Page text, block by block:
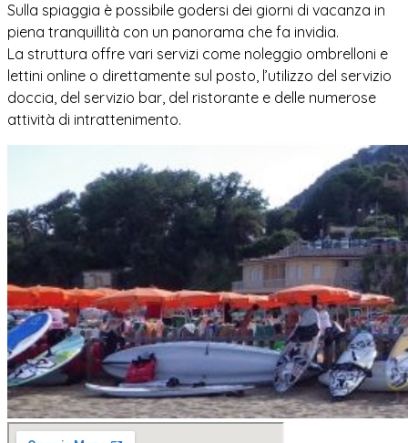
Sulla spiaggia è possibile godersi dei giorni di vacanza in
piena tranquillità con un panorama che fa invidia.
La struttura offre vari servizi come noleggio ombrelloni e
lettini online o direttamente sul posto, l’utilizzo del servizio
doccia, del servizio bar, del ristorante e delle numerose
attività di intrattenimento.